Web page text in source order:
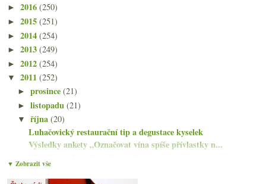
► 2016 (250)
► 2015 (251)
► 2014 (254)
► 2013 (249)
► 2012 (254)
▼ 2011 (252)
►prosince(21)
►listopadu(21)
▼října(20)
Luhačovický restaurační tip a degustace kyselek
Výsledky ankety „Označovat vína spíše přívlastky n...
Klasika i Antika vinařství Nestarec
▼ Zobrazit vše